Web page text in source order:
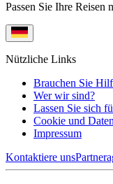
Passen Sie Ihre Reisen
Nützliche Links
Brauchen Sie
Wer wir sind?
Lassen Sie sich
Cookie und
Impressum
Kontaktiere uns